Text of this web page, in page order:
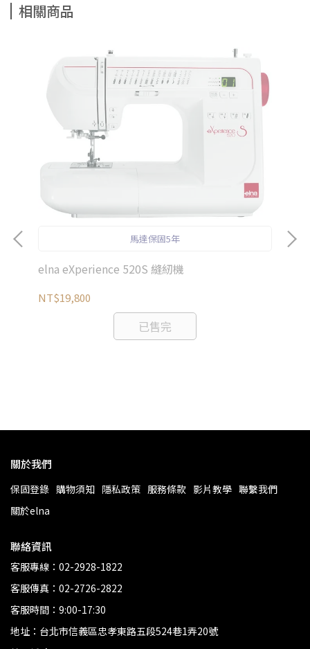
相關商品
馬達保固5年
elna eXperience 520S 縫紉機
NT$19,800
已售完
關於我們
保固登錄 購物須知 隱私政策 服務條款 影片教學 聯繫我們
關於elna
聯絡資訊
客服專線：02-2928-1822
客服傳真：02-2726-2822
客服時間：9:00-17:30
地址：台北市信義區忠孝東路五段524巷1弄20號